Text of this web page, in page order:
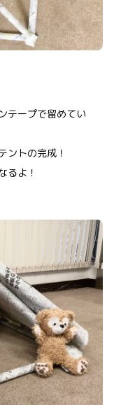
テープで留めてい
ントの完成！
るよ！